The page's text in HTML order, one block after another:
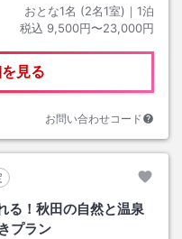
おとな1名 (2名1室)｜ 1泊
税込 9,500円〜23,000円
見る
お問い合わせコード
る！秋田の自然と温泉
プラン